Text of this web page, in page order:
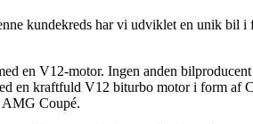
kundekreds har vi udviklet en unik bil i
en V12-motor. Ingen anden
en kraftfuld V12 biturbo motor i form af
AMG Coupé.